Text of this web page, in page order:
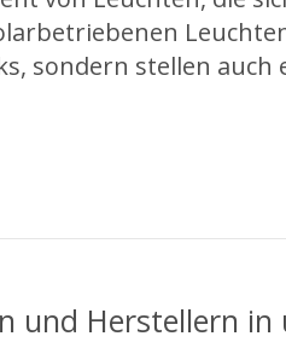
sondern stellen auch
und Herstellern in